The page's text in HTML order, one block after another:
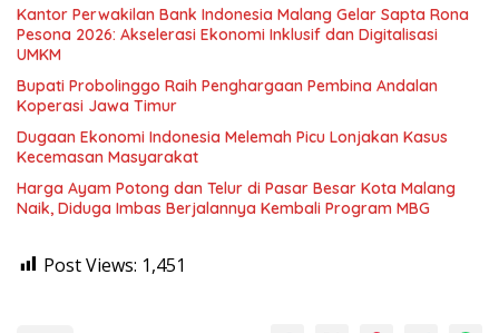
Kantor Perwakilan Bank Indonesia Malang Gelar Sapta Rona
Pesona 2026: Akselerasi Ekonomi Inklusif dan Digitalisasi
UMKM
Bupati Probolinggo Raih Penghargaan Pembina Andalan
Koperasi Jawa Timur
Dugaan Ekonomi Indonesia Melemah Picu Lonjakan Kasus
Kecemasan Masyarakat
Harga Ayam Potong dan Telur di Pasar Besar Kota Malang
Naik, Diduga Imbas Berjalannya Kembali Program MBG
Post Views: 1,451